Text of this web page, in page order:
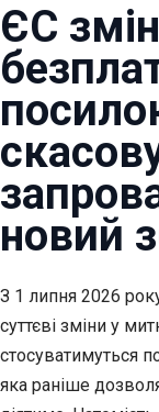
ЄС
новий
З 1 липня 2026
суттєві зміни у
стосуватимуться
яка раніше